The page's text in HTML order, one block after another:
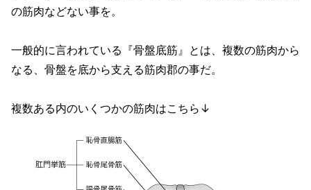
の筋肉などない事を。
一般的に言われている『骨盤底筋』とは、複数の筋肉から
なる、骨盤を底から支える筋肉郡の事だ。
複数ある内のいくつかの筋肉はこちら↓